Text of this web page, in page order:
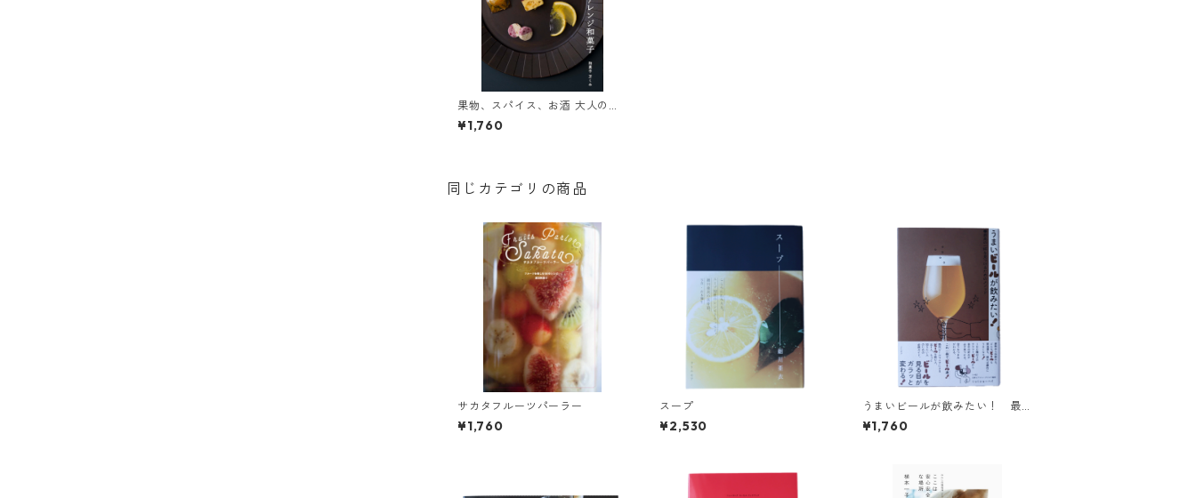
果物、スパイス、お酒 大人のア
レンジ和菓子
¥1,760
同じカテゴリの商品
サカタフルーツパーラー
¥1,760
スープ
¥2,530
うまいビールが飲みたい！ 最
高の一杯を見つけるためのメソ
ッド
¥1,760